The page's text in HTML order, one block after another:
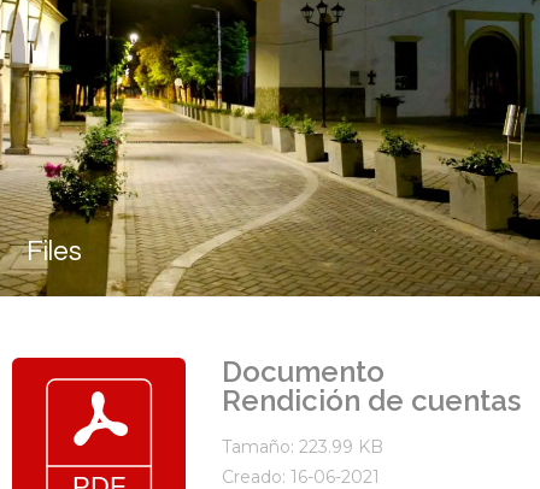
Files
Documento
Rendición de cuentas
Tamaño: 223.99 KB
Creado: 16-06-2021